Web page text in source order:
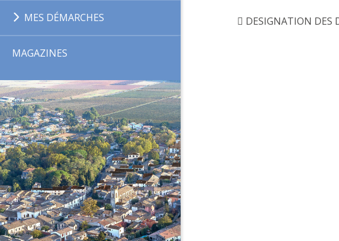
MES DÉMARCHES
MAGAZINES
 DESIGNATION DES